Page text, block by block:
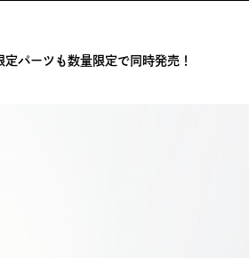
パーツも数量限定で同時発売！